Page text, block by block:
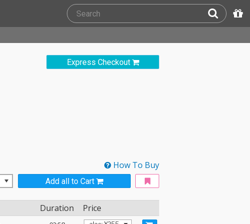
Express Checkout
How To Buy
Add all to Cart
Duration Price